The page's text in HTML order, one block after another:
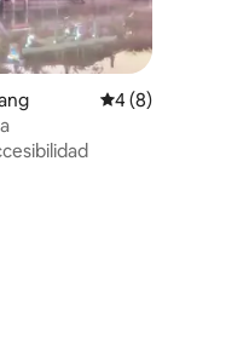
Calificación
4 (8)